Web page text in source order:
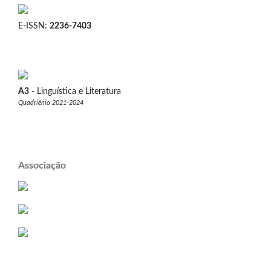
E-ISSN: 2236-7403
A3 - Linguística e Literatura
Quadriênio 2021-2024
Associação